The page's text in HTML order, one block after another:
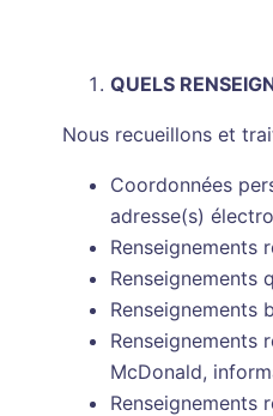
QUELS
Nous recueillons et
Coordonnées
adresse(s)
Renseignements
Renseignements
Renseignements
Renseignements
McDonald,
Renseignements